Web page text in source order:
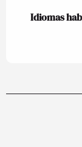
Idiomas
Idiomas